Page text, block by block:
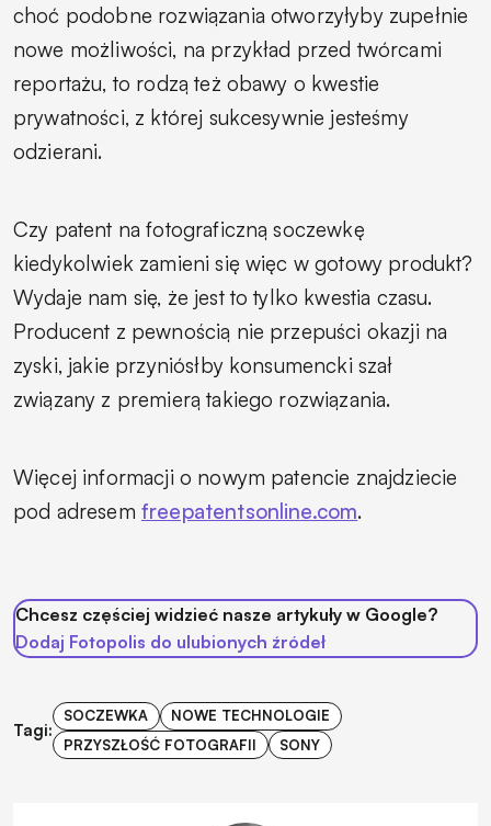
choć podobne rozwiązania otworzyłyby zupełnie
nowe możliwości, na przykład przed twórcami
reportażu, to rodzą też obawy o kwestie
prywatności, z której sukcesywnie jesteśmy
odzierani.
Czy patent na fotograficzną soczewkę
kiedykolwiek zamieni się więc w gotowy produkt?
Wydaje nam się, że jest to tylko kwestia czasu.
Producent z pewnością nie przepuści okazji na
zyski, jakie przyniósłby konsumencki szał
związany z premierą takiego rozwiązania.
Więcej informacji o nowym patencie znajdziecie
pod adresem freepatentsonline.com.
Chcesz częściej widzieć nasze artykuły w Google?
Dodaj Fotopolis do ulubionych źródeł
Tagi:
SOCZEWKA
NOWE TECHNOLOGIE
PRZYSZŁOŚĆ FOTOGRAFII
SONY